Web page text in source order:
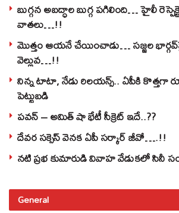
బుగ్గన అబద్ధాల బుగ్గ పగిలింది… హైలీ
వాతలు…!!
మొత్తం ఆయనే చేయించాడు… సజ్జల
వెల్లువ…!!
నిన్న టాటా, నేడు రిలయన్స్.. ఏపీకి కొత్తగా
పెట్టుబడి
పవన్‌ – అమిత్‌ షా భేటీ సీక్రెట్‌ ఇదే..??
దేవర సక్సెస్‌ వెనక ఏపీ సర్కార్‌ జీవో….!!
నటి ప్రభ కుమారుడి వివాహ వేడుకలో సినీ
General